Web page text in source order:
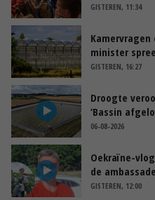
GISTEREN, 11:34
minister
GISTEREN, 16:27
Droogte
‘Bassin
06-08-2026
Oekraïne-
de
GISTEREN, 12:00